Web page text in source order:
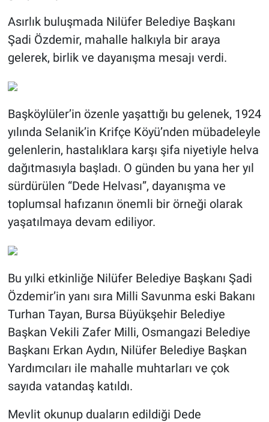
Asırlık buluşmada Nilüfer Belediye Başkanı
Şadi Özdemir, mahalle halkıyla bir araya
gelerek, birlik ve dayanışma mesajı verdi.
Başköylüler’in özenle yaşattığı bu gelenek, 1924
yılında Selanik’in Krifçe Köyü’nden mübadeleyle
gelenlerin, hastalıklara karşı şifa niyetiyle helva
dağıtmasıyla başladı. O günden bu yana her yıl
sürdürülen “Dede Helvası”, dayanışma ve
toplumsal hafızanın önemli bir örneği olarak
yaşatılmaya devam ediliyor.
Bu yılki etkinliğe Nilüfer Belediye Başkanı Şadi
Özdemir’in yanı sıra Milli Savunma eski Bakanı
Turhan Tayan, Bursa Büyükşehir Belediye
Başkan Vekili Zafer Milli, Osmangazi Belediye
Başkanı Erkan Aydın, Nilüfer Belediye Başkan
Yardımcıları ile mahalle muhtarları ve çok
sayıda vatandaş katıldı.
Mevlit okunup duaların edildiği Dede